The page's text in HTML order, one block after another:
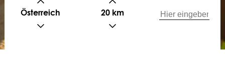
Österreich 20 km